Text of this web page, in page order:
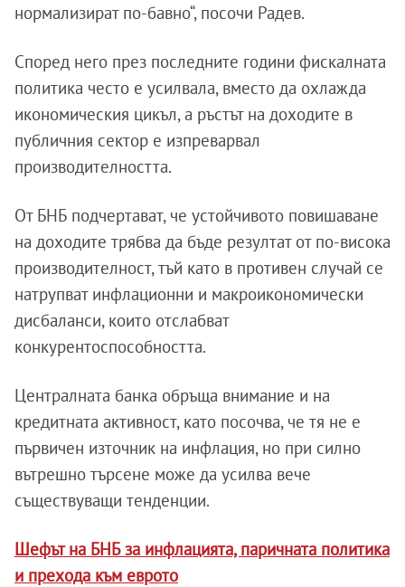
нормализират по-бавно“, посочи Радев.
Според него през последните години фискалната
политика често е усилвала, вместо да охлажда
икономическия цикъл, а ръстът на доходите в
публичния сектор е изпреварвал
производителността.
От БНБ подчертават, че устойчивото повишаване
на доходите трябва да бъде резултат от по-висока
производителност, тъй като в противен случай се
натрупват инфлационни и макроикономически
дисбаланси, които отслабват
конкурентоспособността.
Централната банка обръща внимание и на
кредитната активност, като посочва, че тя не е
първичен източник на инфлация, но при силно
вътрешно търсене може да усилва вече
съществуващи тенденции.
Шефът на БНБ за инфлацията, паричната политика
и прехода към еврото